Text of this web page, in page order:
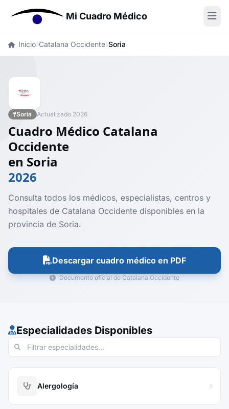
Mi Cuadro Médico
Inicio Catalana Occidente Soria
Soria Actualizado 2026
Cuadro Médico Catalana
Occidente
en Soria
2026
Consulta todos los médicos, especialistas, centros y
hospitales de Catalana Occidente disponibles en la
provincia de Soria.
Descargar cuadro médico en PDF
Documento oficial de Catalana Occidente
Especialidades Disponibles
Alergología